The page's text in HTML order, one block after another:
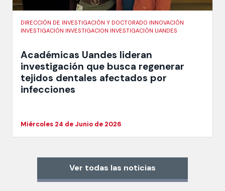
DIRECCIÓN DE INVESTIGACIÓN Y DOCTORADO INNOVACIÓN
INVESTIGACIÓN INVESTIGACION INVESTIGACIÓN UANDES
Académicas Uandes lideran
investigación que busca regenerar
tejidos dentales afectados por
infecciones
Miércoles 24 de Junio de 2026
Ver todas las noticias